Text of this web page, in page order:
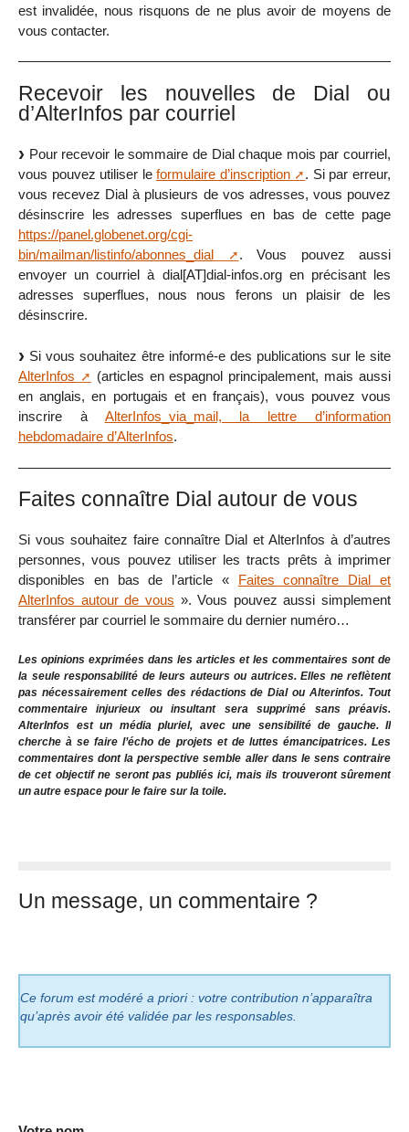
est invalidée, nous risquons de ne plus avoir de moyens de
vous contacter.
Recevoir les nouvelles de Dial ou
d’AlterInfos par courriel
Pour recevoir le sommaire de Dial chaque mois par courriel,
vous pouvez utiliser leformulaire d’inscription
. Si par erreur,
vous recevez Dial à plusieurs de vos adresses, vous pouvez
désinscrire les adresses superflues en bas de cette page
https://panel.globenet.org/cgi-
bin/mailman/listinfo/abonnes_dial
. Vous pouvez aussi
envoyer un courriel à dial[AT]dial-infos.org en précisant les
adresses superflues, nous nous ferons un plaisir de les
désinscrire.
Si vous souhaitez être informé-e des publications sur le site
AlterInfos
(articles en espagnol principalement, mais aussi
en anglais, en portugais et en français), vous pouvez vous
inscrire à AlterInfos_via_mail, la lettre d’information
hebdomadaire d’AlterInfos.
Faites connaître Dial autour de vous
Si vous souhaitez faire connaître Dial et AlterInfos à d’autres
personnes, vous pouvez utiliser les tracts prêts à imprimer
disponibles en bas de l’article « Faites connaître Dial et
AlterInfos autour de vous ». Vous pouvez aussi simplement
transférer par courriel le sommaire du dernier numéro…
Les opinions exprimées dans les articles et les commentaires sont de
la seule responsabilité de leurs auteurs ou autrices. Elles ne reflètent
pas nécessairement celles des rédactions de Dial ou Alterinfos. Tout
commentaire injurieux ou insultant sera supprimé sans préavis.
AlterInfos est un média pluriel, avec une sensibilité de gauche. Il
cherche à se faire l’écho de projets et de luttes émancipatrices. Les
commentaires dont la perspective semble aller dans le sens contraire
de cet objectif ne seront pas publiés ici, mais ils trouveront sûrement
un autre espace pour le faire sur la toile.
Un message, un commentaire ?
Ce forum est modéré a priori : votre contribution n’apparaîtra
qu’après avoir été validée par les responsables.